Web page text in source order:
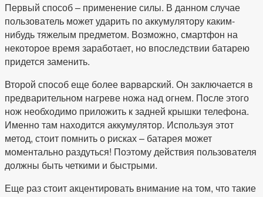
Первый способ – применение силы. В данном случае
пользователь может ударить по аккумулятору каким-
нибудь тяжелым предметом. Возможно, смартфон на
некоторое время заработает, но впоследствии батарею
придется заменить.
Второй способ еще более варварский. Он заключается в
предварительном нагреве ножа над огнем. После этого
нож необходимо приложить к задней крышки телефона.
Именно там находится аккумулятор. Используя этот
метод, стоит помнить о рисках – батарея может
моментально раздуться! Поэтому действия пользователя
должны быть четкими и быстрыми.
Еще раз стоит акцентировать внимание на том, что такие